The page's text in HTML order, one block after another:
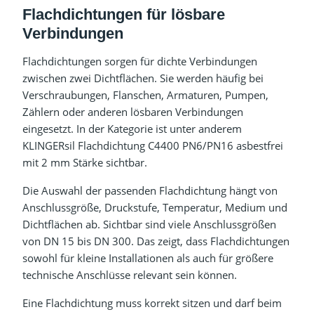
Flachdichtungen für lösbare
Verbindungen
Flachdichtungen sorgen für dichte Verbindungen
zwischen zwei Dichtflächen. Sie werden häufig bei
Verschraubungen, Flanschen, Armaturen, Pumpen,
Zählern oder anderen lösbaren Verbindungen
eingesetzt. In der Kategorie ist unter anderem
KLINGERsil Flachdichtung C4400 PN6/PN16 asbestfrei
mit 2 mm Stärke sichtbar.
Die Auswahl der passenden Flachdichtung hängt von
Anschlussgröße, Druckstufe, Temperatur, Medium und
Dichtflächen ab. Sichtbar sind viele Anschlussgrößen
von DN 15 bis DN 300. Das zeigt, dass Flachdichtungen
sowohl für kleine Installationen als auch für größere
technische Anschlüsse relevant sein können.
Eine Flachdichtung muss korrekt sitzen und darf beim